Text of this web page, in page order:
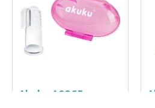
Akuku A0265